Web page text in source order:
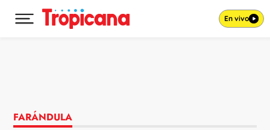
Desplegar menú principal En vivo
FARÁNDULA